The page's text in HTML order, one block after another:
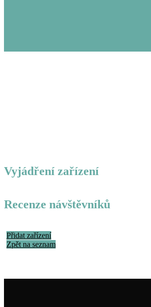
Vyjádření zařízení
Recenze návštěvníků
Přidat zařízení
Zpět na seznam